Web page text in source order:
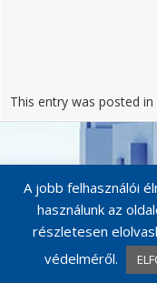
This entry was posted in
Post
©
A jobb felhasználói
használunk az
részletesen
védelméről.